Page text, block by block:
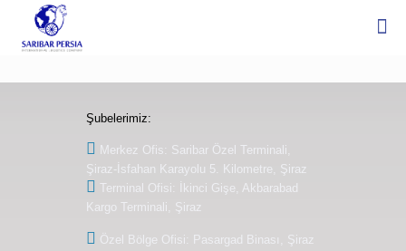
Şubelerimiz:
Merkez Ofis: Saribar Özel Terminali,
Şiraz-İsfahan Karayolu 5. Kilometre, Şiraz
Terminal Ofisi: İkinci Gişe, Akbarabad
Kargo Terminali, Şiraz
Özel Bölge Ofisi: Pasargad Binası, Şiraz